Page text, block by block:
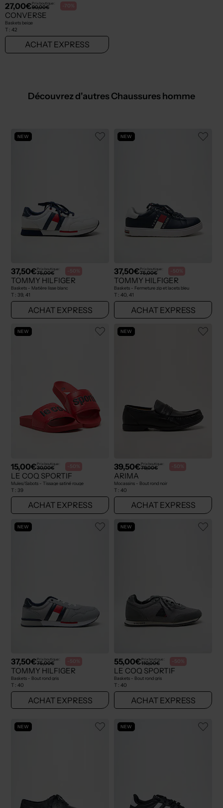
27,00€Prix boutique :
90,00€ -70%
CONVERSE
Baskets beige
T : 42
ACHAT EXPRESS
Découvrez d'autres Chaussures homme
NEW
37,50€Prix boutique :
75,00€ -50%
TOMMY HILFIGER
Baskets - Matière lisse blanc
T : 39, 41
ACHAT EXPRESS
NEW
37,50€Prix boutique :
75,00€ -50%
TOMMY HILFIGER
Baskets - Fermeture zip et lacets bleu
T : 40, 41
ACHAT EXPRESS
NEW
15,00€Prix boutique :
30,00€ -50%
LE COQ SPORTIF
Mules/Sabots - Tissage satiné rouge
T : 39
ACHAT EXPRESS
NEW
39,50€Prix boutique :
79,00€ -50%
ARIMA
Mocassins - Bout rond noir
T : 40
ACHAT EXPRESS
NEW
37,50€Prix boutique :
75,00€ -50%
TOMMY HILFIGER
Baskets - Bout rond gris
T : 40
ACHAT EXPRESS
NEW
55,00€Prix boutique :
110,00€ -50%
LE COQ SPORTIF
Baskets - Bout rond gris
T : 40
ACHAT EXPRESS
NEW NEW